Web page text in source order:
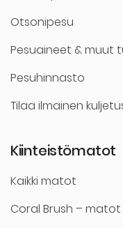
Otsonipesu
Pesuaineet & muut
Pesuhinnasto
Tilaa ilmainen
Kiinteistömatot
Kaikki matot
Coral Brush – matot